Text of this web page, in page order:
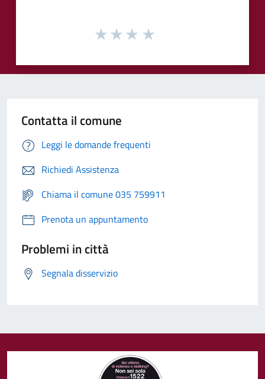
Contatta il comune
Leggi le domande frequenti
Richiedi Assistenza
Chiama il comune 035 759911
Prenota un appuntamento
Problemi in città
Segnala disservizio